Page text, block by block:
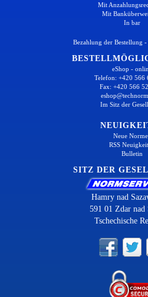
Mit
Mit
In bar
Bezahlung der Bestellung
eShop -
Telefon: +420 566
Fax: +420 566
Im Sitz der
Neue
RSS
Bulletin
SITZ DER
Hamry nad
591 01 Zdar nad
Tschechische